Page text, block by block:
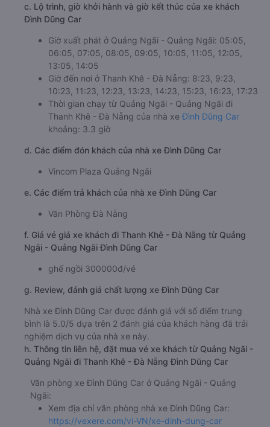
c. Lộ trình, giờ khởi hành và giờ kết thúc của xe khách
Đình Dũng Car
Giờ xuất phát ở Quảng Ngãi - Quảng Ngãi: 05:05,
06:05, 07:05, 08:05, 09:05, 10:05, 11:05, 12:05,
13:05, 14:05
Giờ đến nơi ở Thanh Khê - Đà Nẵng: 8:23, 9:23,
10:23, 11:23, 12:23, 13:23, 14:23, 15:23, 16:23, 17:23
Thời gian chạy từ Quảng Ngãi - Quảng Ngãi đi
Thanh Khê - Đà Nẵng của nhà xe Đình Dũng Car
khoảng: 3.3 giờ
d. Các điểm đón khách của nhà xe Đình Dũng Car
Vincom Plaza Quảng Ngãi
e. Các điểm trả khách của nhà xe Đình Dũng Car
Văn Phòng Đà Nẵng
f. Giá vé giá xe khách đi Thanh Khê - Đà Nẵng từ Quảng
Ngãi - Quảng Ngãi Đình Dũng Car
ghế ngồi 300000đ/vé
g. Review, đánh giá chất lượng xe Đình Dũng Car
Nhà xe Đình Dũng Car được đánh giá với số điểm trung
bình là 5.0/5 dựa trên 2 đánh giá của khách hàng đã trải
nghiệm dịch vụ của nhà xe này.
h. Thông tin liên hệ, đặt mua vé xe khách từ Quảng Ngãi -
Quảng Ngãi đi Thanh Khê - Đà Nẵng Đình Dũng Car
Văn phòng xe Đình Dũng Car ở Quảng Ngãi - Quảng
Ngãi:
Xem địa chỉ văn phòng nhà xe Đình Dũng Car:
https://vexere.com/vi-VN/xe-dinh-dung-car